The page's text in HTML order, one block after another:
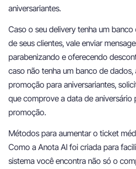
aniversariantes.
Caso o seu delivery tenha um
de seus clientes, vale enviar
parabenizando e oferecendo
caso não tenha um banco de dados,
promoção para aniversariantes,
que comprove a data de aniversário
promoção.
Métodos para aumentar o ticket
Como a Anota AI foi criada para
sistema você encontra não só o